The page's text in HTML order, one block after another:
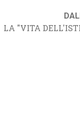
LA "VITA